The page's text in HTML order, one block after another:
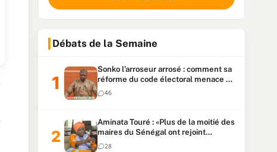
Débats de la Semaine
Sonko l’arroseur arrosé : comment sa
réforme du code électoral menace sa
candidature
46
Aminata Touré : «Plus de la moitié des
maires du Sénégal ont rejoint
Kiiraay»
28